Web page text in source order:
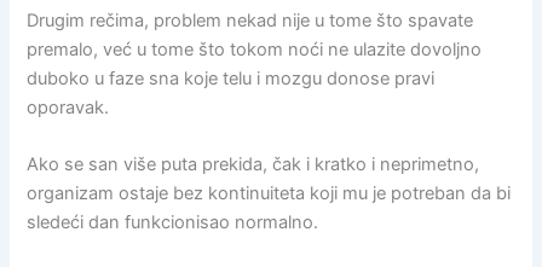
Drugim rečima, problem nekad nije u tome što spavate
premalo, već u tome što tokom noći ne ulazite dovoljno
duboko u faze sna koje telu i mozgu donose pravi
oporavak.
Ako se san više puta prekida, čak i kratko i neprimetno,
organizam ostaje bez kontinuiteta koji mu je potreban da bi
sledeći dan funkcionisao normalno.